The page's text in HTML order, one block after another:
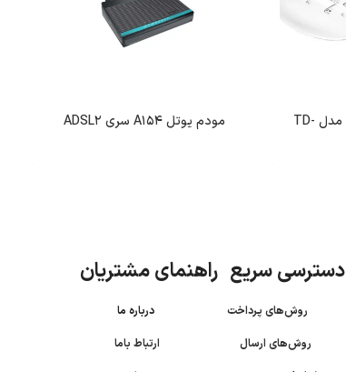
مودم روتر تی پی-لینک مدل TD-
مودم یوتل A154 سری ADSL2
دسترسی سریع راهنمای مشتریان
روش‌های پرداختدرباره ما
روش‌های ارسال
ارتباط باما